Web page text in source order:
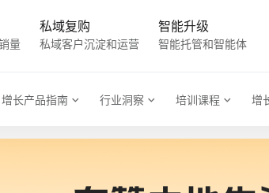
量
私域复购
私域客户沉淀和运营
智能升级
智能托管和智能体
增长产品指南 行业洞察 培训课程 增